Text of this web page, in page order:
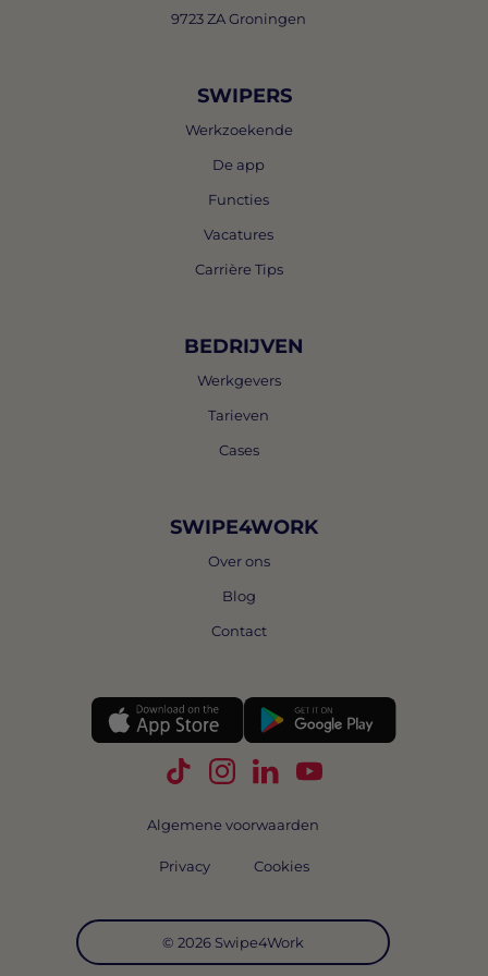
9723 ZA Groningen
SWIPERS
Werkzoekende
De app
Functies
Vacatures
Carrière Tips
BEDRIJVEN
Werkgevers
Tarieven
Cases
SWIPE4WORK
Over ons
Blog
Contact
Volg Swipe4Work op TikTok
Volg Swipe4Work op
Volg Swipe4Work op
Volg Swipe4Work
© 2026 Swipe4Work
Algemene voorwaarden
Privacy Cookies